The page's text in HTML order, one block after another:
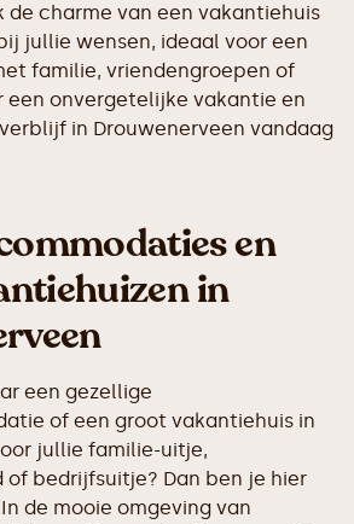
de charme van een vakantiehuis
jullie wensen, ideaal voor een
familie, vriendengroepen of
een onvergetelijke vakantie en
in Drouwenerveen vandaag
en
in
een gezellige
of een groot vakantiehuis in
jullie familie-uitje,
of bedrijfsuitje? Dan ben je hier
de mooie omgeving van